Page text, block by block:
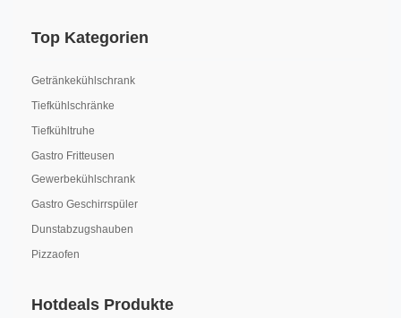
Top Kategorien
Getränkekühlschrank
Tiefkühlschränke
Tiefkühltruhe
Gastro Fritteusen
Gewerbekühlschrank
Gastro Geschirrspüler
Dunstabzugshauben
Pizzaofen
Hotdeals Produkte